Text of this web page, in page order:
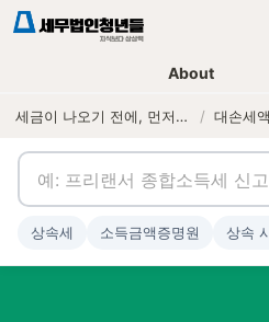
About
세금이 나오기 전에, 먼저 연락하는 세무법인 / 대손세
상속세 소득금액증명원 상속